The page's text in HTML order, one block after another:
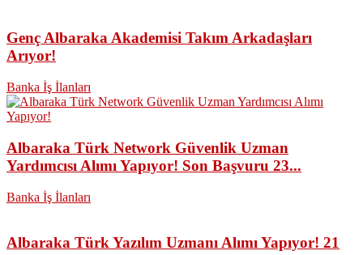
Genç Albaraka Akademisi Takım Arkadaşları
Arıyor!
Banka İş İlanları
Albaraka Türk Network Güvenlik Uzman
Yardımcısı Alımı Yapıyor! Son Başvuru 23...
Banka İş İlanları
Albaraka Türk Yazılım Uzmanı Alımı Yapıyor! 21